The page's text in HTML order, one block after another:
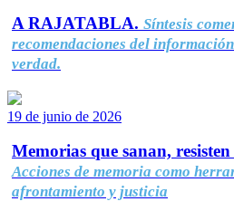
A RAJATABLA. Síntesis
recomendaciones del
verdad.
19 de junio de 2026
Memorias que sanan,
Acciones de memoria como
afrontamiento y justicia